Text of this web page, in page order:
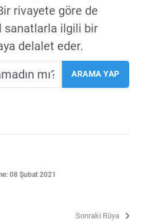
rivayete göre de
sanatlarla ilgili bir
delalet eder.
08 Şubat 2021
Sonraki Rüya